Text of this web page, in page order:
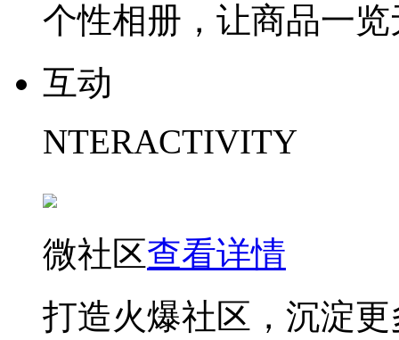
个性相册，让商品一览
互动
NTERACTIVITY
微社区查看详情
打造火爆社区，沉淀